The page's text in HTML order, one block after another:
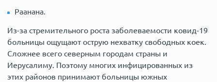
Раанана.
Из-за стремительного роста заболеваемости ковид-19
больницы ощущают острую нехватку свободных коек.
Сложнее всего северным городам страны и
Иерусалиму. Поэтому многих инфицированных из
этих районов принимают больницы южных